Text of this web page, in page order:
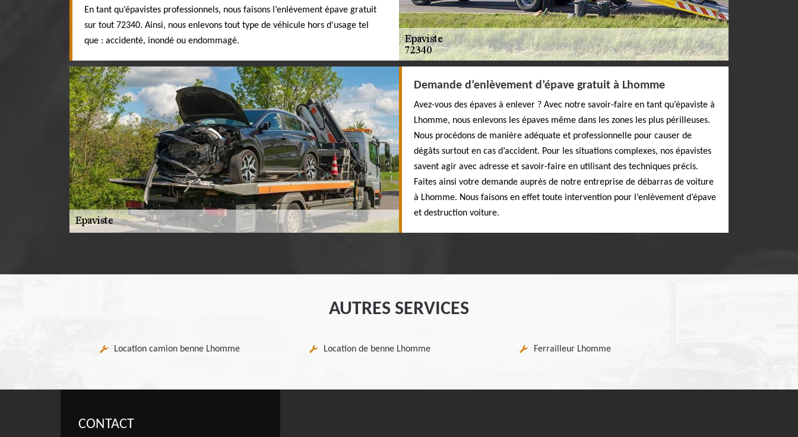
En tant qu’épavistes professionnels, nous faisons l’enlèvement épave gratuit
sur tout 72340. Ainsi, nous enlevons tout type de véhicule hors d'usage tel
que : accidenté, inondé ou endommagé.
Demande d’enlèvement d’épave gratuit à Lhomme
Avez-vous des épaves à enlever ? Avec notre savoir-faire en tant qu’épaviste à
Lhomme, nous enlevons les épaves même dans les zones les plus périlleuses.
Nous procédons de manière adéquate et professionnelle pour causer de
dégâts surtout en cas d’accident. Pour les situations complexes, nos épavistes
savent agir avec adresse et savoir-faire en utilisant des techniques précis.
Faites ainsi votre demande auprès de notre entreprise de débarras de voiture
à Lhomme. Nous faisons en effet toute intervention pour l’enlèvement d’épave
et destruction voiture.
AUTRES SERVICES
Location camion benne Lhomme Location de benne Lhomme Ferrailleur Lhomme
CONTACT